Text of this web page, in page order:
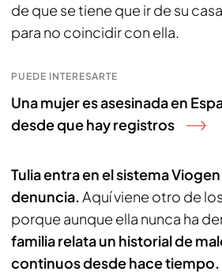
de que se tiene que ir de su
para no coincidir con ella.
PUEDE INTERESARTE
Una mujer es asesinada en
desde que hay registros
Tulia entra en el sistema
denuncia.Aquí viene otro de
porque aunque ella nunca ha
familia relata un historial de
continuos desde hace tiempo.